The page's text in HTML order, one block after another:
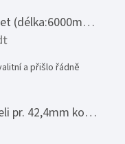
Nerezové zábradlí - set (délka:6000mm x výška:1000mm)
hvězdiček.
a přišlo řádně
Madlo z nerezové oceli pr. 42,4mm komplet - model 0116 - 3000mm
hvězdiček.